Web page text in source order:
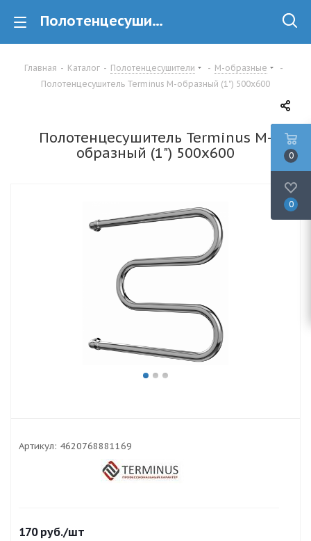
Полотенцесушитель Terminus М-образный (1") 500х600 купить в Минске
Главная - Каталог - Полотенцесушители - М-образные
-
Полотенцесушитель Terminus М-образный (1") 500х600
Полотенцесушитель Terminus М-
образный (1") 500х600
Артикул: 4620768881169
170руб./шт
0
0